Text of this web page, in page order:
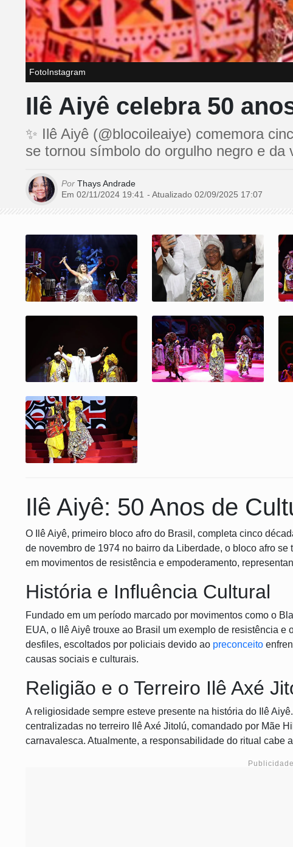
FotoInstagram
Ilê Aiyê celebra 50
✨ Ilê Aiyê (@blocoileaiye) comemora
se tornou símbolo do orgulho negro e
Por Thays Andrade
Em 02/11/2024 19:41 - Atualizado 02/09/2025 17:07
Ilê Aiyê: 50 Anos de
O Ilê Aiyê, primeiro bloco afro do Brasil, completa cinco
de novembro de 1974 no bairro da Liberdade, o bloco afro
em movimentos de resistência e empoderamento,
História e Influência Cultural
Fundado em um período marcado por movimentos como o
EUA, o Ilê Aiyê trouxe ao Brasil um exemplo de resistência
desfiles, escoltados por policiais devido ao preconceito
causas sociais e culturais.
Religião e o Terreiro Ilê Axé
A religiosidade sempre esteve presente na história do Ilê
centralizadas no terreiro Ilê Axé Jitolú, comandado por Mãe
carnavalesca. Atualmente, a responsabilidade do ritual cabe
Publicidade